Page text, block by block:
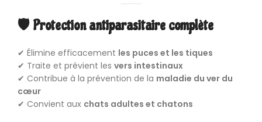
🛡️ Protection antiparasitaire complète
✔ Élimine efficacement les puces et les tiques
✔ Traite et prévient les vers intestinaux
✔ Contribue à la prévention de la maladie du ver du
cœur
✔ Convient aux chats adultes et chatons